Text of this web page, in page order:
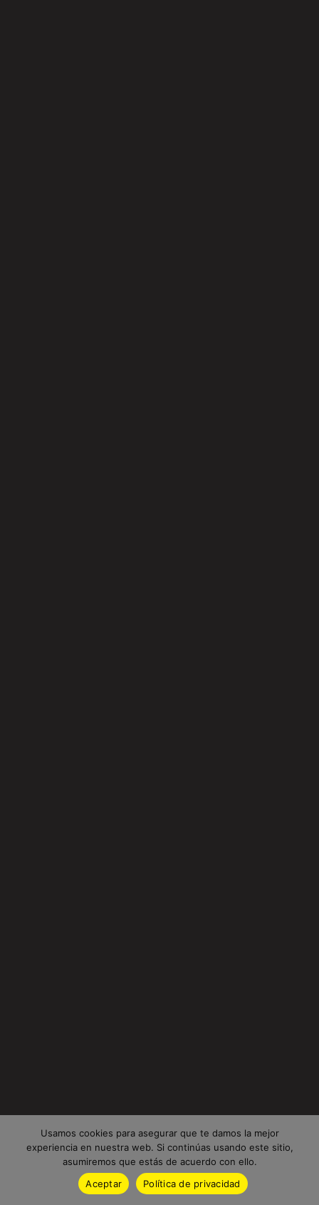
Usamos cookies para asegurar que te damos la mejor
experiencia en nuestra web. Si continúas usando este sitio,
asumiremos que estás de acuerdo con ello.
Aceptar
Política de privacidad